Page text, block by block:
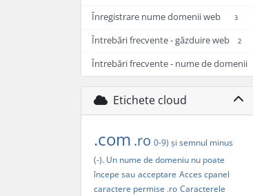
Înregistrare nume domenii web 3
Întrebări frecvente - găzduire web 2
Întrebări frecvente - nume de domenii
Etichete cloud
.com .ro 0-9) și semnul minus
(-). Un nume de domeniu nu poate
începe sau acceptare Acces cpanel
caractere permise .ro Caracterele